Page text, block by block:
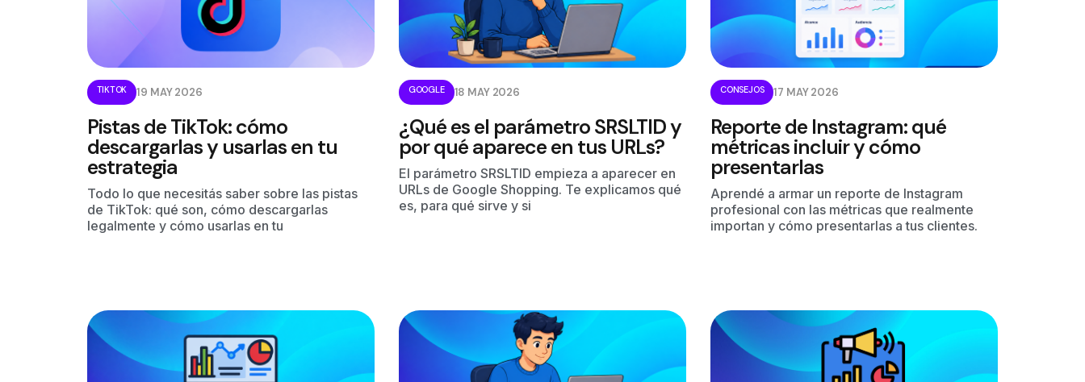
TIKTOK 19 MAY 2026
Pistas de TikTok: cómo
descargarlas y usarlas en tu
estrategia
Todo lo que necesitás saber sobre las pistas
de TikTok: qué son, cómo descargarlas
legalmente y cómo usarlas en tu
GOOGLE 18 MAY 2026
¿Qué es el parámetro SRSLTID y
por qué aparece en tus URLs?
El parámetro SRSLTID empieza a aparecer en
URLs de Google Shopping. Te explicamos qué
es, para qué sirve y si
CONSEJOS 17 MAY 2026
Reporte de Instagram: qué
métricas incluir y cómo
presentarlas
Aprendé a armar un reporte de Instagram
profesional con las métricas que realmente
importan y cómo presentarlas a tus clientes.